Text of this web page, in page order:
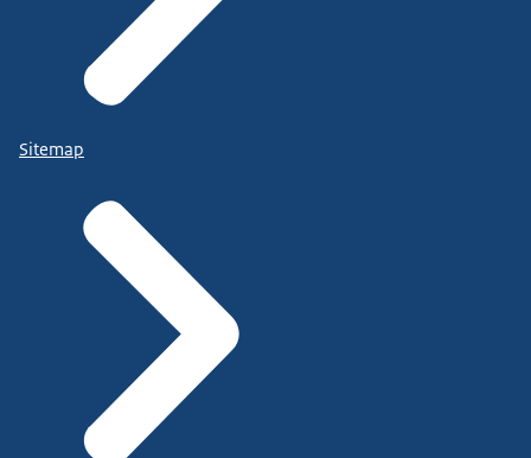
Sitemap